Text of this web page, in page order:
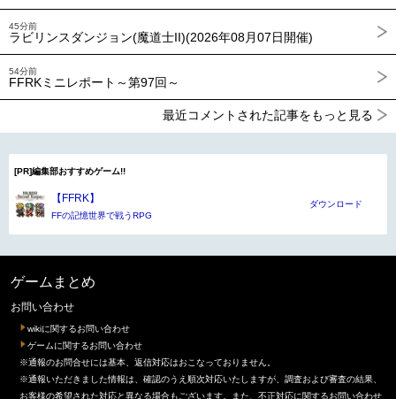
45分前
ラビリンスダンジョン(魔道士II)(2026年08月07日開催)
54分前
FFRKミニレポート～第97回～
最近コメントされた記事をもっと見る
[PR]編集部おすすめゲーム!!
【FFRK】
FFの記憶世界で戦うRPG
ダウンロード
ゲームまとめ
お問い合わせ
wikiに関するお問い合わせ
ゲームに関するお問い合わせ
※通報のお問合せには基本、返信対応はおこなっておりません。
※通報いただきました情報は、確認のうえ順次対応いたしますが、調査および審査の結果、
お客様の希望された対応と異なる場合もございます。また、不正対応に関するお問い合わせ